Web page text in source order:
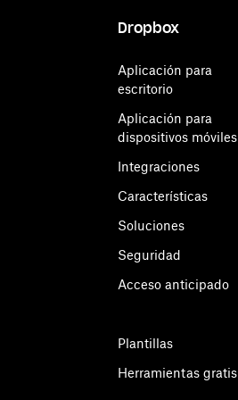
Dropbox
Aplicación para
escritorio
Aplicación para
dispositivos móviles
Integraciones
Características
Soluciones
Seguridad
Acceso anticipado
Plantillas
Herramientas gratis